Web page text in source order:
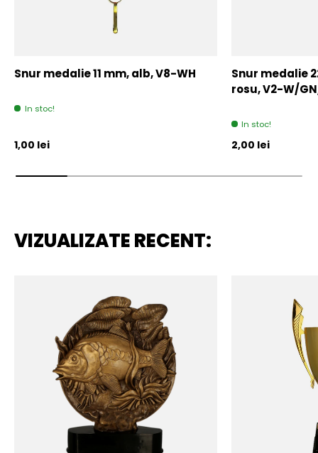
Snur medalie 11 mm, alb, V8-WH
In stoc!
Pret initial
1,00 lei
Snur medalie
rosu, V2-W/
In stoc!
Pret initial
2,00 lei
VIZUALIZATE RECENT: